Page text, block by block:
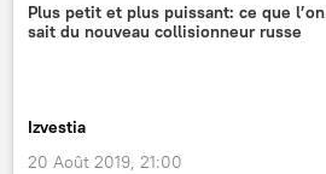
Plus petit et plus puissant: ce que l’on
sait du nouveau collisionneur russe
Izvestia
20 Août 2019, 21:00